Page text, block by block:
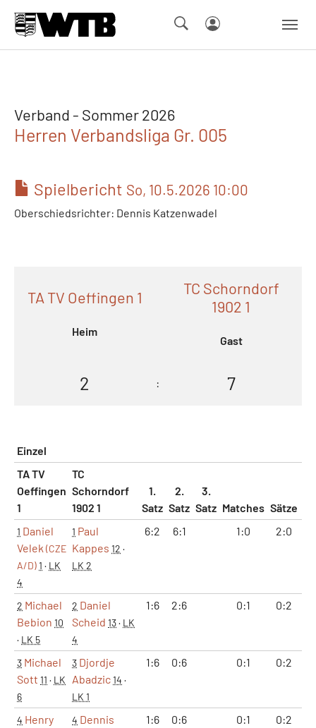
Verband - Sommer 2026
Herren Verbandsliga Gr. 005
Spielbericht So, 10.5.2026 10:00
Oberschiedsrichter: Dennis Katzenwadel
TA TV Oeffingen 1
Heim
TC Schorndorf
1902 1
Gast
2 : 7
Einzel
TA TV
Oeffingen
1
TC
Schorndorf
1902 1
1.
Satz
2.
Satz
3.
Satz Matches Sätze
1 Daniel
Velek (CZE
A/D)1 · LK
4
1 Paul
Kappes 12 ·
LK 2
6:2 6:1 1:0 2:0
2 Michael
Bebion 10
· LK 5
2 Daniel
Scheid 13· LK
4
1:6 2:6 0:1 0:2
3 Michael
Sott 11 · LK
6
3 Djordje
Abadzic14 ·
LK 1
1:6 0:6 0:1 0:2
4 Henry
4 Dennis
1:6 0:6 0:1 0:2